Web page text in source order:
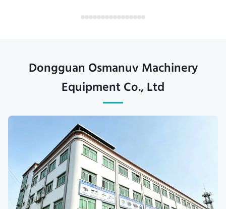
Dongguan Osmanuv Machinery
Equipment Co., Ltd